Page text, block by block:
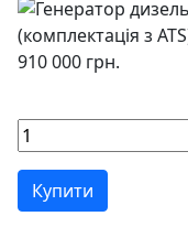
910 000 грн.
Купити